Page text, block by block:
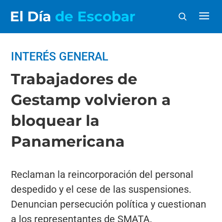
El Día de Escobar
INTERÉS GENERAL
Trabajadores de
Gestamp volvieron a
bloquear la
Panamericana
Reclaman la reincorporación del personal
despedido y el cese de las suspensiones.
Denuncian persecución política y cuestionan
a los representantes de SMATA.